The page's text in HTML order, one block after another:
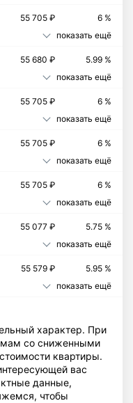
55 705 ₽
6 %
показать ещё
55 680 ₽
5.99 %
показать ещё
55 705 ₽
6 %
показать ещё
55 705 ₽
6 %
показать ещё
55 705 ₽
6 %
показать ещё
55 077 ₽
5.75 %
показать ещё
55 579 ₽
5.95 %
показать ещё
характер. При
со сниженными
квартиры.
вас
данные,
чтобы